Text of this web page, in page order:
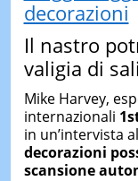
decorazioni
Il nastro
valigia di
Mike Harvey,
internazionali
in un’intervista al
decorazioni
scansione